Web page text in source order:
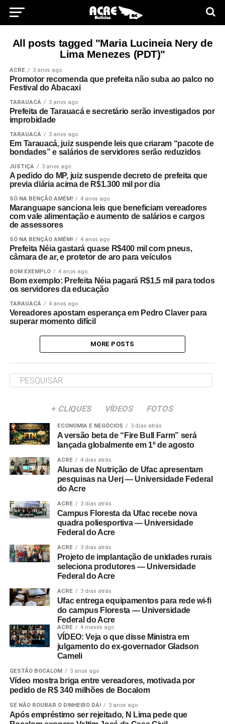
All posts tagged "Maria Lucineia Nery de
Lima Menezes (PDT)"
ACRE 3 anos ago
Promotor recomenda que prefeita não suba ao palco no
Festival do Abacaxi
TARAUACÁ 3 anos ago
Prefeita de Tarauacá e secretário serão investigados por
improbidade
TARAUACÁ 3 anos ago
Em Tarauacá, juiz suspende leis que criaram “pacote de
bondades” e salários de servidores serão reduzidos
JUSTIÇA 3 anos ago
A pedido do MP, juiz suspende decreto de prefeita que
previa diária acima de R$1.300 mil por dia
SÓ NA BENÇÃO AMÉM! 4 anos ago
Maranguape sanciona leis que beneficiam vereadores
com vale alimentação e aumento de salários e cargos
de assessores
SÓ NA BENÇÃO AMÉM! 4 anos ago
Prefeita Néia gastará quase R$400 mil com pneus,
câmara de ar, e protetor de aro para veículos
BOM EXEMPLO 4 anos ago
Bom exemplo: Prefeita Néia pagará R$1,5 mil para todos
os servidores da educação
TARAUACÁ 4 anos ago
Vereadores apostam esperança em Pedro Claver para
superar momento difícil
MORE POSTS
+ CLIQUES VÍDEOS FOTOS
ECONOMIA E NEGÓCIOS 3 dias atrás
A versão beta de “Fire Bull Farm” será
lançada globalmente em 1º de agosto
ACRE 4 dias atrás
Alunas de Nutrição de Ufac apresentam
pesquisas na Uerj — Universidade Federal
do Acre
ACRE 3 dias atrás
Campus Floresta da Ufac recebe nova
quadra poliesportiva — Universidade
Federal do Acre
ACRE 3 dias atrás
Projeto de implantação de unidades rurais
seleciona produtores — Universidade
Federal do Acre
ACRE 3 dias atrás
Ufac entrega equipamentos para rede wi-fi
do campus Floresta — Universidade
Federal do Acre
ACRE 4 meses ago
VÍDEO: Veja o que disse Ministra em
julgamento do ex-governador Gladson
Cameli
GESTÃO BOCALOM 3 anos ago
Vídeo mostra briga entre vereadores, motivada por
pedido de R$ 340 milhões de Bocalom
SE NÃO ROUBAR O DINHEIRO DÁ! 3 anos ago
Após empréstimo ser rejeitado, N Lima pede que